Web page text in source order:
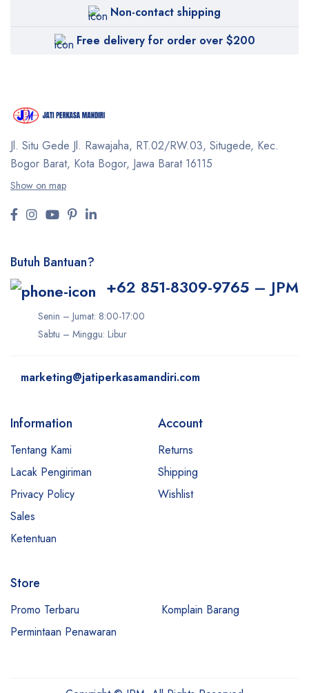
Non-contact shipping
Free delivery for order over $200
Jl. Situ Gede Jl. Rawajaha, RT.02/RW.03, Situgede, Kec.
Bogor Barat, Kota Bogor, Jawa Barat 16115
Show on map
Butuh Bantuan?
+62 851-8309-9765 – JPM
Senin – Jumat: 8:00-17:00
Sabtu – Minggu: Libur
marketing@jatiperkasamandiri.com
Information
Tentang Kami
Lacak Pengiriman
Privacy Policy
Sales
Ketentuan
Account
Returns
Shipping
Wishlist
Store
Promo Terbaru
Komplain Barang
Permintaan Penawaran